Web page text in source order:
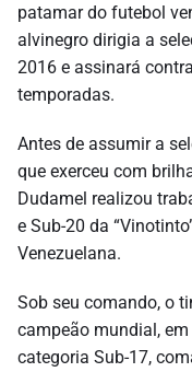
patamar do futebol
alvinegro dirigia a
2016 e assinará
temporadas.
Antes de assumir a
que exerceu com
Dudamel realizou
e Sub-20 da
Venezuelana.
Sob seu comando, o
campeão mundial,
categoria Sub-17,